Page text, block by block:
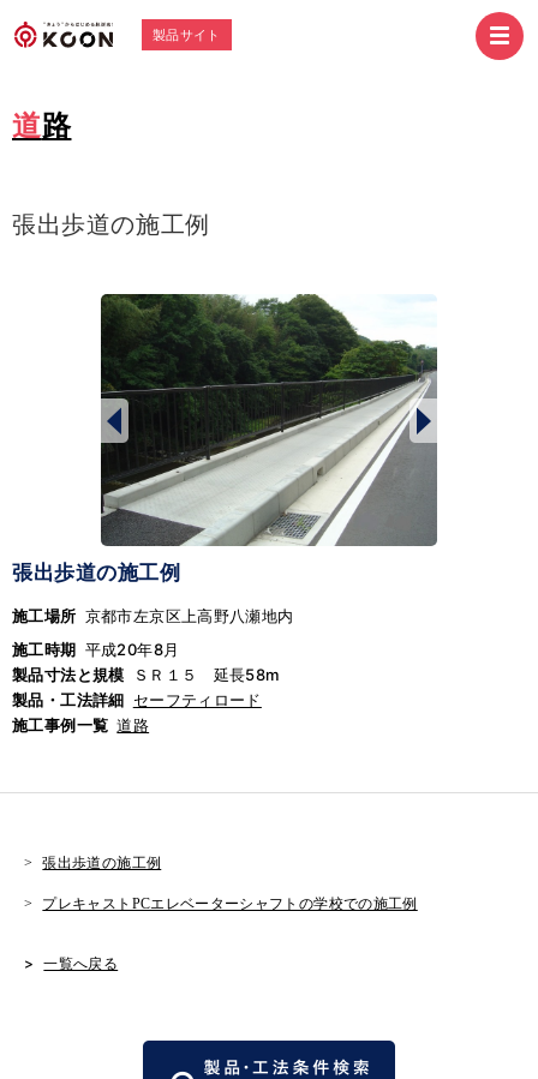
製品サイト
道路
張出歩道の施工例
張出歩道の施工例
施工場所 京都市左京区上高野八瀬地内
施工時期 平成20年8月
製品寸法と規模
ＳＲ１５ 延長58m
製品・工法詳細 セーフティロード
施工事例一覧 道路
張出歩道の施工例
プレキャストPCエレベーターシャフトの学校での施工例
一覧へ戻る